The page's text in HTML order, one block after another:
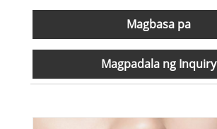
Magbasa pa
Magpadala ng Inquiry